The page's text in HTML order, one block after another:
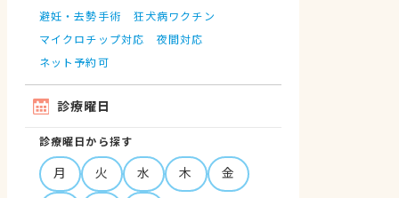
避妊・去勢手術
狂犬病ワクチン
マイクロチップ対応
夜間対応
ネット予約可
診療曜日
診療曜日から探す
月 火 水 木
金